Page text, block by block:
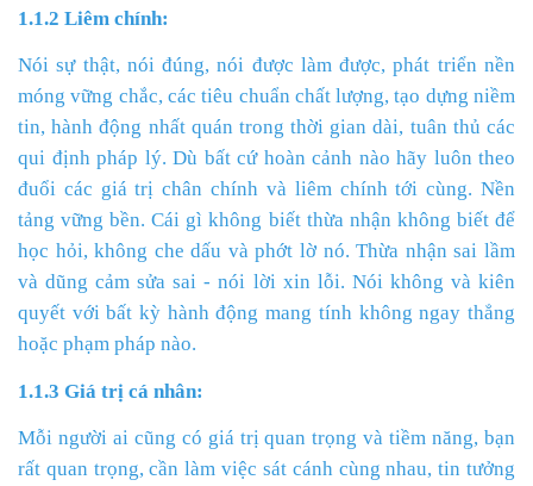
1.1.2 Liêm chính:
Nói sự thật, nói đúng, nói được làm được, phát triển nền
móng vững chắc, các tiêu chuẩn chất lượng, tạo dựng niềm
tin, hành động nhất quán trong thời gian dài, tuân thủ các
qui định pháp lý. Dù bất cứ hoàn cảnh nào hãy luôn theo
đuổi các giá trị chân chính và liêm chính tới cùng. Nền
tảng vững bền. Cái gì không biết thừa nhận không biết để
học hỏi, không che dấu và phớt lờ nó. Thừa nhận sai lầm
và dũng cảm sửa sai - nói lời xin lỗi. Nói không và kiên
quyết với bất kỳ hành động mang tính không ngay thẳng
hoặc phạm pháp nào.
1.1.3 Giá trị cá nhân:
Mỗi người ai cũng có giá trị quan trọng và tiềm năng, bạn
rất quan trọng, cần làm việc sát cánh cùng nhau, tin tưởng